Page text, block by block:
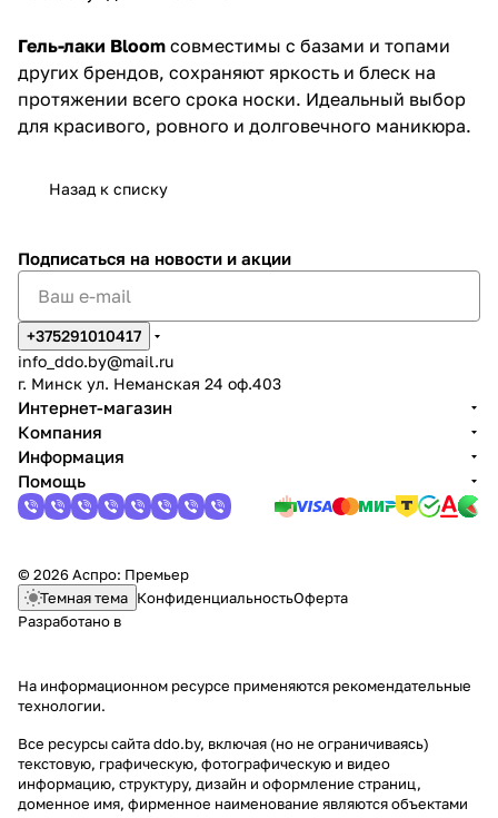
Гель-лаки Bloom совместимы с базами и топами
других брендов, сохраняют яркость и блеск на
протяжении всего срока носки. Идеальный выбор
для красивого, ровного и долговечного маникюра.
Назад к списку
Подписаться на новости и акции
+375291010417
info_ddo.by@mail.ru
г. Минск ул. Неманская 24 оф.403
Интернет-магазин
Компания
Информация
Помощь
© 2026 Аспро: Премьер
Темная тема КонфиденциальностьОферта
Разработано в
На информационном ресурсе применяются рекомендательные
технологии.
Все ресурсы сайта ddo.by, включая (но не ограничиваясь)
текстовую, графическую, фотографическую и видео
информацию, структуру, дизайн и оформление страниц,
доменное имя, фирменное наименование являются объектами